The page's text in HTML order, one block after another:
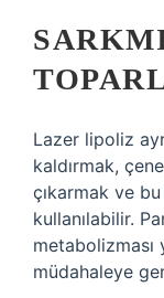
Lazer lipoliz
kaldırmak,
çıkarmak ve
kullanılabilir.
metabolizması
müdahaleye